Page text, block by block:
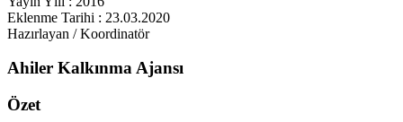
Eklenme Tarihi : 23.03.2020
Hazırlayan / Koordinatör
Ahiler Kalkınma Ajansı
Özet